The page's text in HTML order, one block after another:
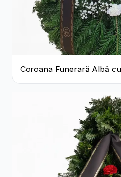
Coroana Funerară Albă